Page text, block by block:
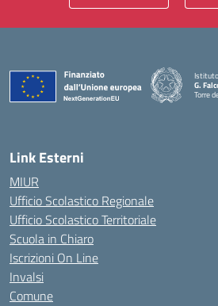
G.
Torre
Link Esterni
MIUR
Ufficio Scolastico Regionale
Ufficio Scolastico Territoriale
Scuola in Chiaro
Iscrizioni On Line
Invalsi
Comune